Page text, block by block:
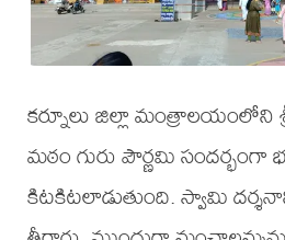
కర్నూలు జిల్లా మంత్రాలయంలోని
మఠం గురు పౌర్ణమి సందర్భంగా
కిటకిటలాడుతుంది. స్వామి